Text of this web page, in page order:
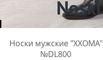
Носки мужские "XXOMA"
№DL800